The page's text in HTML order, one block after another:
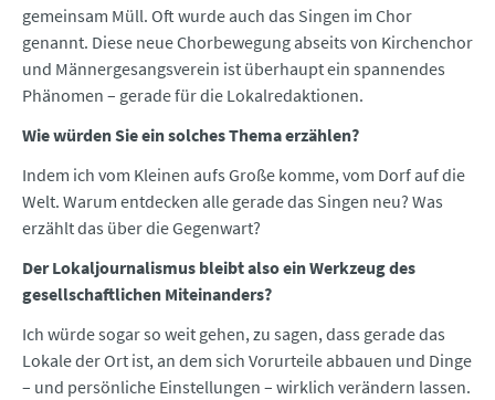
gemeinsam Müll. Oft wurde auch das Singen im Chor
genannt. Diese neue Chorbewegung abseits von Kirchenchor
und Männergesangsverein ist überhaupt ein spannendes
Phänomen – gerade für die Lokalredaktionen.
Wie würden Sie ein solches Thema erzählen?
Indem ich vom Kleinen aufs Große komme, vom Dorf auf die
Welt. Warum entdecken alle gerade das Singen neu? Was
erzählt das über die Gegenwart?
Der Lokaljournalismus bleibt also ein Werkzeug des
gesellschaftlichen Miteinanders?
Ich würde sogar so weit gehen, zu sagen, dass gerade das
Lokale der Ort ist, an dem sich Vorurteile abbauen und Dinge
– und persönliche Einstellungen – wirklich verändern lassen.